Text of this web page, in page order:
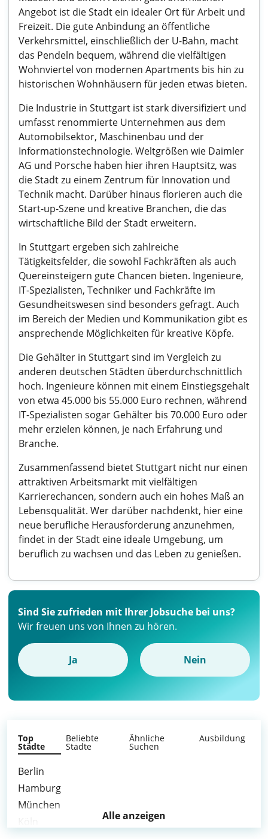
Angebot ist die Stadt ein idealer Ort für Arbeit und
Freizeit. Die gute Anbindung an öffentliche
Verkehrsmittel, einschließlich der U-Bahn, macht
das Pendeln bequem, während die vielfältigen
Wohnviertel von modernen Apartments bis hin zu
historischen Wohnhäusern für jeden etwas bieten.
Die Industrie in Stuttgart ist stark diversifiziert und
umfasst renommierte Unternehmen aus dem
Automobilsektor, Maschinenbau und der
Informationstechnologie. Weltgrößen wie Daimler
AG und Porsche haben hier ihren Hauptsitz, was
die Stadt zu einem Zentrum für Innovation und
Technik macht. Darüber hinaus florieren auch die
Start-up-Szene und kreative Branchen, die das
wirtschaftliche Bild der Stadt erweitern.
In Stuttgart ergeben sich zahlreiche
Tätigkeitsfelder, die sowohl Fachkräften als auch
Quereinsteigern gute Chancen bieten. Ingenieure,
IT-Spezialisten, Techniker und Fachkräfte im
Gesundheitswesen sind besonders gefragt. Auch
im Bereich der Medien und Kommunikation gibt es
ansprechende Möglichkeiten für kreative Köpfe.
Die Gehälter in Stuttgart sind im Vergleich zu
anderen deutschen Städten überdurchschnittlich
hoch. Ingenieure können mit einem Einstiegsgehalt
von etwa 45.000 bis 55.000 Euro rechnen, während
IT-Spezialisten sogar Gehälter bis 70.000 Euro oder
mehr erzielen können, je nach Erfahrung und
Branche.
Zusammenfassend bietet Stuttgart nicht nur einen
attraktiven Arbeitsmarkt mit vielfältigen
Karrierechancen, sondern auch ein hohes Maß an
Lebensqualität. Wer darüber nachdenkt, hier eine
neue berufliche Herausforderung anzunehmen,
findet in der Stadt eine ideale Umgebung, um
beruflich zu wachsen und das Leben zu genießen.
Sind Sie zufrieden mit Ihrer Jobsuche bei uns?
Wir freuen uns von Ihnen zu hören.
Ja Nein
Top
Städte
Beliebte
Städte
Ähnliche
Suchen
Ausbildung
Berlin
Hamburg
München
Alle anzeigen